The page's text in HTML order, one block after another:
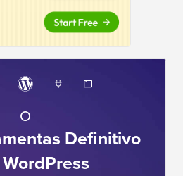
O
Definitivo